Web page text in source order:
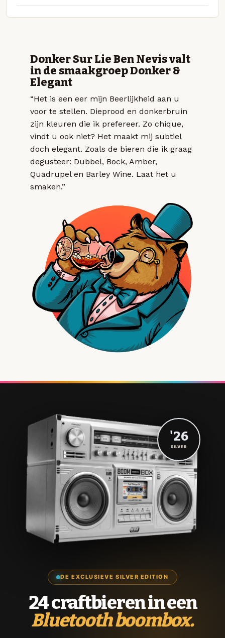
Donker Sur Lie Ben Nevis valt
in de smaakgroep Donker &
Elegant
“Het is een eer mijn Beerlijkheid aan u
voor te stellen. Dieprood en donkerbruin
zijn kleuren die ik prefereer. Zo chique,
vindt u ook niet? Het maakt mij subtiel
doch elegant. Zoals de bieren die ik graag
degusteer: Dubbel, Bock, Amber,
Quadrupel en Barley Wine. Laat het u
smaken.”
DE EXCLUSIEVE SILVER EDITION
24 craftbieren in een
Bluetooth boombox.
'26
SILVER